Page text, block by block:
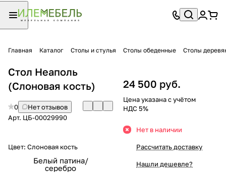
Главная Каталог Столы и стулья Столы обеденные Столы
Стол Неаполь
(Слоновая кость)
0
Нет отзывов
Арт. ЦБ-00029990
Цвет: Слоновая кость
Белый патина/
серебро
24 500 руб.
Цена указана с учётом
НДС 5%
Нет в наличии
Рассчитать доставку
Нашли дешевле?